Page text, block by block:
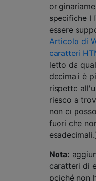
specifiche
essere
Articolo di
caratteri
letto da
decimali è
rispetto
riesco a
non ci
fuori che
esadecimali.)
Nota:
caratteri di
poiché non